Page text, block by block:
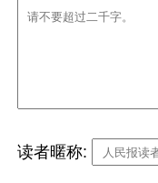
读者暱称: